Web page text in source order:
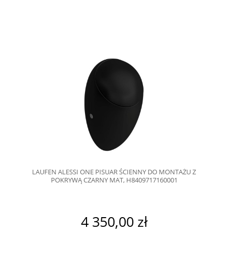
LAUFEN ALESSI ONE PISUAR ŚCIENNY DO MONTAŻU Z
POKRYWĄ CZARNY MAT, H8409717160001
4 350,00 zł